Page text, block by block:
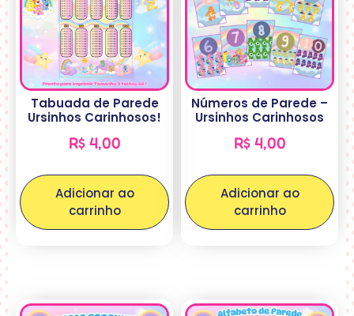
Tabuada de Parede
Ursinhos Carinhosos!
R$4,00
Adicionar ao
carrinho
Números de Parede –
Ursinhos Carinhosos
R$4,00
Adicionar ao
carrinho